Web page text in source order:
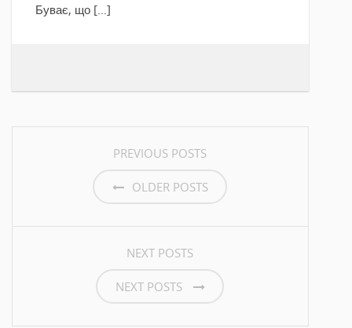
Буває, що […]
PREVIOUS POSTS
OLDER POSTS
NEXT POSTS
NEXT POSTS